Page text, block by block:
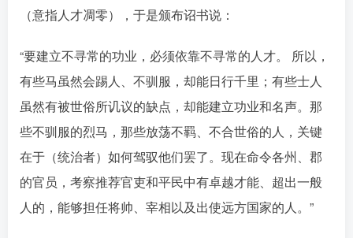
（意指人才凋零），于是颁布诏书说：󠄹󠅀󠄪󠄢󠄡󠄦󠄞󠄧󠄣󠄞󠄢󠄡󠄦󠄞󠄢󠄤󠅬󠅅󠅃󠄵󠅂󠄪󠅗󠅥󠅕󠅣󠅤󠅬󠅄󠄹󠄽󠄵󠄪󠄢󠄠󠄢󠄦󠄝󠄠󠄨󠄝󠄠󠄦󠄐󠄡󠄩󠄪󠄡󠄡󠄪󠄢󠄠󠅬󠅨󠅙󠅑󠅟󠅗󠅒󠄞󠅓󠅟󠅝󠄐󠇕󠆠󠅿󠇖󠆄󠆩󠇕󠅿󠆈󠇗󠆭󠆁󠄐󠇗󠅹󠅸󠇖󠆍󠅳󠇖󠅹󠅰󠇖󠆌󠅹
“要建立不寻常的功业，必须依靠不寻常的人才。 所以，
有些马虽然会踢人、不驯服，却能日行千里；有些士人
虽然有被世俗所讥议的缺点，却能建立功业和名声。那
些不驯服的烈马，那些放荡不羁、不合世俗的人，关键
在于（统治者）如何驾驭他们罢了。现在命令各州、郡
的官员，考察推荐官吏和平民中有卓越才能、超出一般
人的，能够担任将帅、宰相以及出使远方国家的人。”󠄹󠅀󠄪󠄢󠄡󠄦󠄞󠄧󠄣󠄞󠄢󠄡󠄦󠄞󠄢󠄤󠅬󠅅󠅃󠄵󠅂󠄪󠅗󠅥󠅕󠅣󠅤󠅬󠅄󠄹󠄽󠄵󠄪󠄢󠄠󠄢󠄦󠄝󠄠󠄨󠄝󠄠󠄦󠄐󠄡󠄩󠄪󠄡󠄡󠄪󠄢󠄠󠅬󠅨󠅙󠅑󠅟󠅗󠅒󠄞󠅓󠅟󠅝󠄐󠇕󠆠󠅿󠇖󠆄󠆩󠇕󠅿󠆈󠇗󠆭󠆁󠄐󠇗󠅹󠅸󠇖󠆍󠅳󠇖󠅹󠅰󠇖󠆌󠅹